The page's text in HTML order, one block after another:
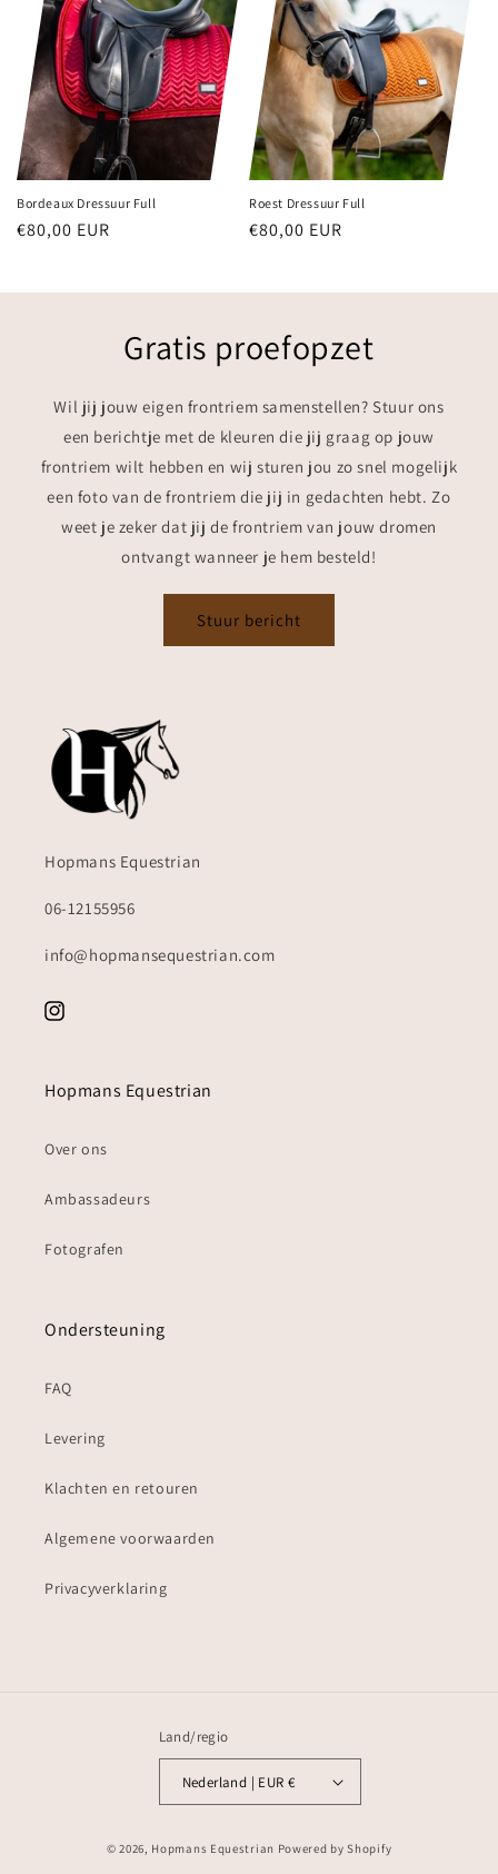
Bordeaux Dressuur Full
Normale
€80,00 EUR
Roest Dressuur Full
Normale
€80,00 EUR
Gratis proefopzet
Wil jij jouw eigen frontriem samenstellen? Stuur ons
een berichtje met de kleuren die jij graag op jouw
frontriem wilt hebben en wij sturen jou zo snel mogelijk
een foto van de frontriem die jij in gedachten hebt. Zo
weet je zeker dat jij de frontriem van jouw dromen
ontvangt wanneer je hem besteld!
Stuur bericht
Hopmans Equestrian
06-12155956
info@hopmansequestrian.com
Instagram
Hopmans Equestrian
Over ons
Ambassadeurs
Fotografen
Ondersteuning
FAQ
Levering
Klachten en retouren
Algemene voorwaarden
Privacyverklaring
Land/regio
Nederland | EUR €
© 2026, Hopmans Equestrian Powered by Shopify